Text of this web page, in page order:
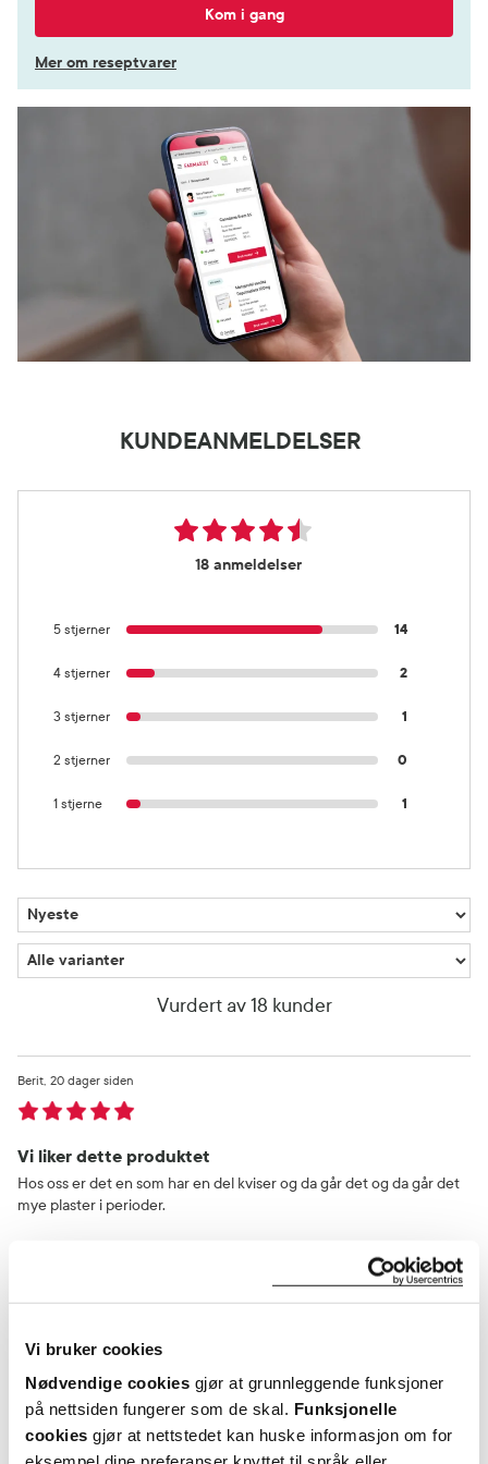
Vi bruker cookies
Nødvendige cookies gjør at grunnleggende funksjoner
på nettsiden fungerer som de skal. Funksjonelle
cookies gjør at nettstedet kan huske informasjon om for
Kom i gang
Mer om reseptvarer
KUNDEANMELDELSER
18 anmeldelser
5 stjerner 14
4 stjerner 2
3 stjerner 1
2 stjerner 0
1 stjerne 1
Vurdert av 18 kunder
Vi liker dette produktet
20 dager siden
Berit
Hos oss er det en som har en del kviser og da går det og da går det
mye plaster i perioder.
0 0
1 måneder siden
Caroline